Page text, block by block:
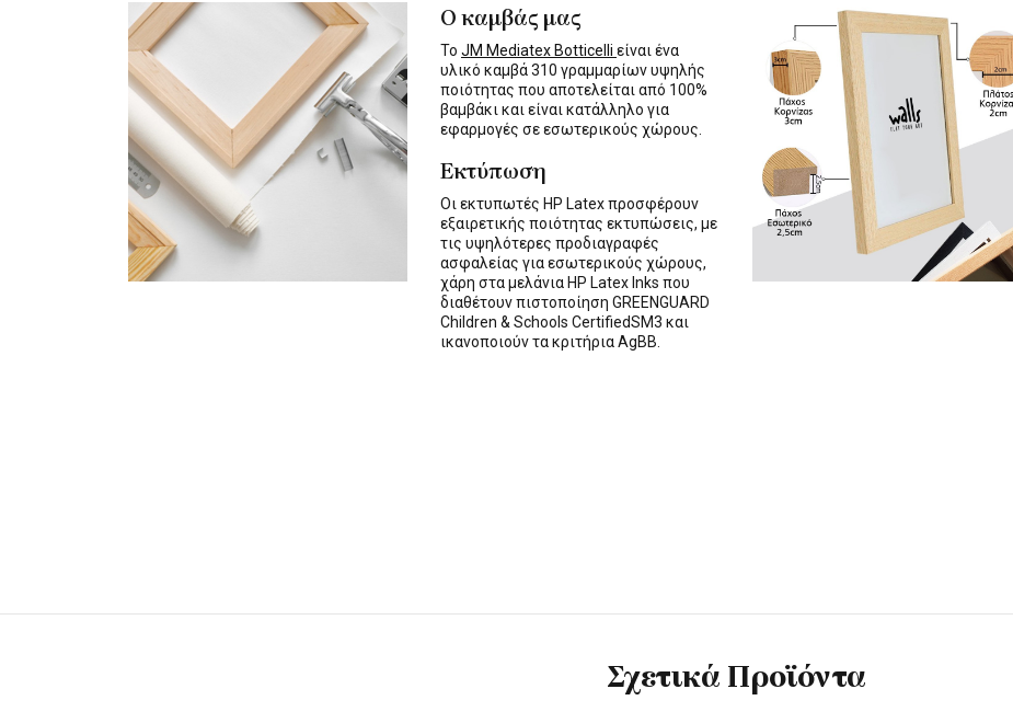
Ο καμβάς μας
Το JM Mediatex Botticelli είναι ένα
υλικό καμβά 310 γραμμαρίων υψηλής
ποιότητας που αποτελείται από 100%
βαμβάκι και είναι κατάλληλο για
εφαρμογές σε εσωτερικούς χώρους.
Εκτύπωση
Οι εκτυπωτές HP Latex προσφέρουν
εξαιρετικής ποιότητας εκτυπώσεις, με
τις υψηλότερες προδιαγραφές
ασφαλείας για εσωτερικούς χώρους,
χάρη στα μελάνια HP Latex Inks που
διαθέτουν πιστοποίηση GREENGUARD
Children & Schools CertifiedSM3 και
ικανοποιούν τα κριτήρια AgBB.
Σχετικά Προϊόντα